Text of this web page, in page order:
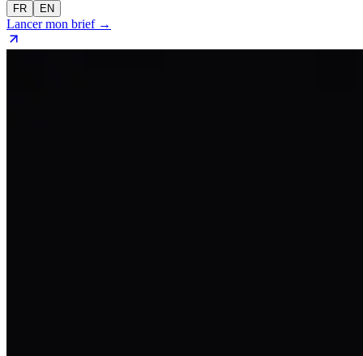
FR EN
Lancer mon brief →